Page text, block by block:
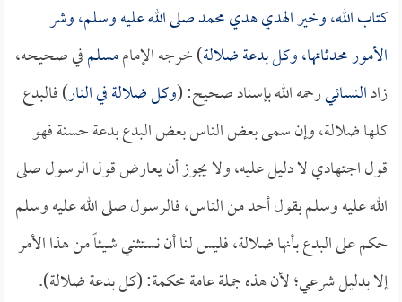
كتاب الله، وخير الهدي هدي محمد صلى الله عليه وسلم، وشر
الأمور محدثاتها، وكل بدعة ضلالة) خرجه الإماممسلمفي صحيحه،
زادالنسائيرحمه الله بإسناد صحيح: (وكل ضلالة في النار) فالبدع
كلها ضلالة، وإن سمى بعض الناس بعض البدع بدعة حسنة فهو
قول اجتهادي لا دليل عليه، ولا يجوز أن يعارض قول الرسول صلى
الله عليه وسلم بقول أحد من الناس، فالرسول صلى الله عليه وسلم
حكم على البدع بأنها ضلالة، فليس لنا أن نستثني شيئاً من هذا الأمر
إلا بدليل شرعي؛ لأن هذه جملة عامة محكمة: (كل بدعة ضلالة).